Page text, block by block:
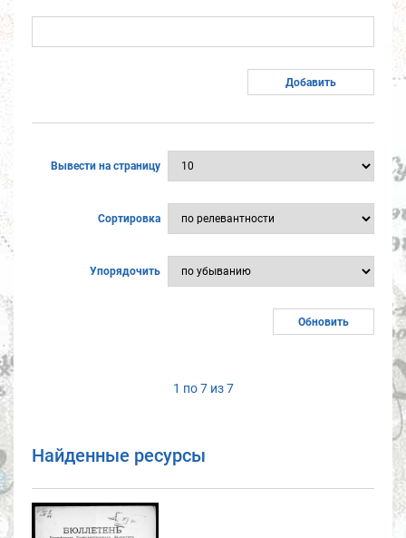
Вывести на страницу
Сортировка
Упорядочить
1 по 7 из 7
Найденные ресурсы